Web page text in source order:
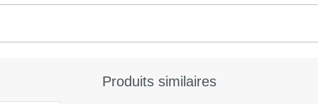
Produits similaires